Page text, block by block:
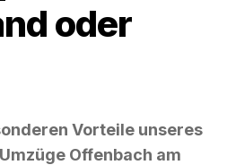
oder
Vorteile unseres
Offenbach am